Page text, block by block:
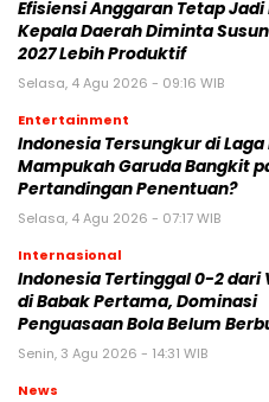
Efisiensi Anggaran Tetap Jadi
Kepala Daerah Diminta Susun
2027 Lebih Produktif
Selasa, 4 Agu 2026 - 09:16 WIB
Entertainment
Indonesia Tersungkur di Laga
Mampukah Garuda Bangkit
Pertandingan Penentuan?
Selasa, 4 Agu 2026 - 07:17 WIB
Internasional
Indonesia Tertinggal 0-2 dari
di Babak Pertama, Dominasi
Penguasaan Bola Belum
Senin, 3 Agu 2026 - 14:31 WIB
News